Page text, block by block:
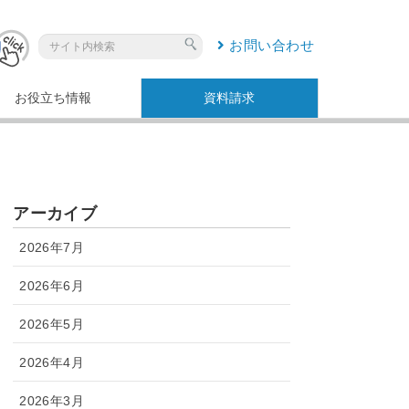
お問い合わせ
お役立ち情報 資料請求
アーカイブ
2026年7月
2026年6月
2026年5月
2026年4月
2026年3月